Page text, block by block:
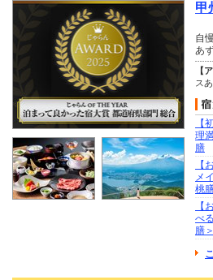
甲
自
あ
【
ス
【
理
膳
【
メ
桃
【
べ
膳＞